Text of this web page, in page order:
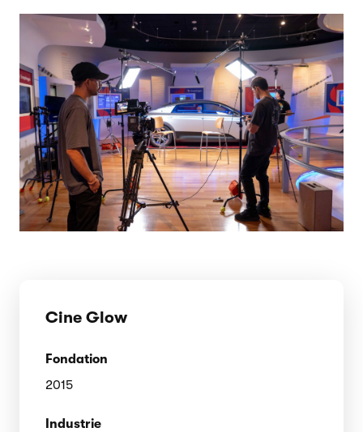
Cine Glow
Fondation
2015
Industrie